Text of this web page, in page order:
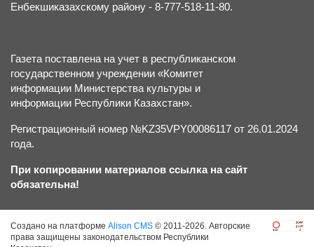
Енбекшиказахскому району - 8-777-518-11-80.
Газета поставлена на учет в республиканском
государственном учреждении «Комитет
информации Министерства культуры и
информации Республики Казахстан».
Регистрационный номер №KZ35VPY00086117 от 26.01.2024
года.
При копировании материалов ссылка на сайт
обязательна!
Создано на платформе Alison CMS © 2011-2026. Авторские
права защищены законодательством Республики